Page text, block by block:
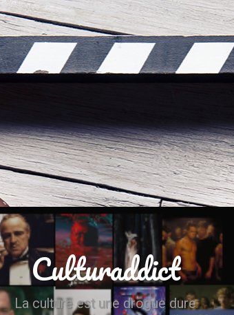
Culturaddict
La culture est une drogue dure